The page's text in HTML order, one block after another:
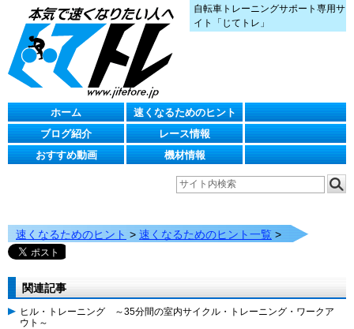
自転車トレーニングサポート専用サ
イト「じてトレ」
ホーム
速くなるためのヒント
ブログ紹介
レース情報
おすすめ動画
機材情報
速くなるためのヒント > 速くなるためのヒント一覧 >
関連記事
ヒル・トレーニング ～35分間の室内サイクル・トレーニング・ワークア
ウト～